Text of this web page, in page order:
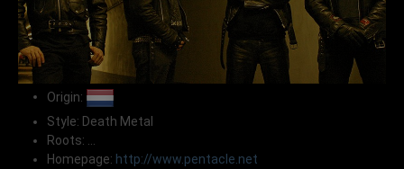
Origin:
Style: Death Metal
Roots: ...
Homepage: http://www.pentacle.net